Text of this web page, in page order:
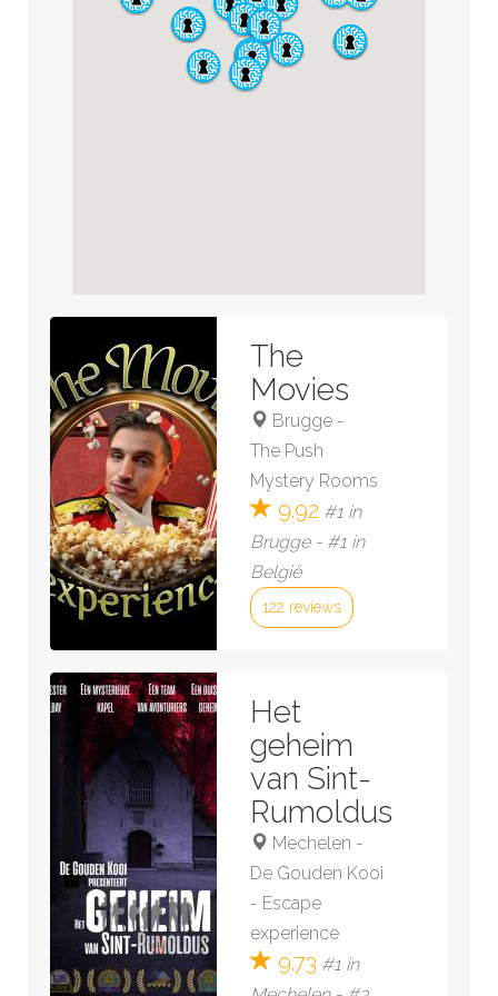
The
Movies
Brugge -
The Push
Mystery Rooms
9.92 #1 in
Brugge - #1 in
België
122 reviews
Het
geheim
van Sint-
Rumoldus
Mechelen -
De Gouden Kooi
- Escape
experience
9.73 #1 in